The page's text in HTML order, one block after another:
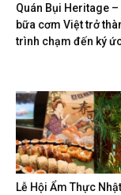
Quán Bụi Heritage
bữa cơm Việt trở
trình chạm đến ký
Lễ Hội Ẩm Thực